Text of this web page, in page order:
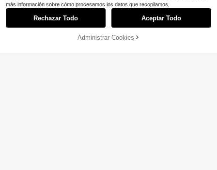
COMPRA AHORA AÑADIR A LA BOLSA
más información sobre cómo procesamos los datos que recopilamos,
Rechazar Todo Aceptar Todo
Administrar Cookies